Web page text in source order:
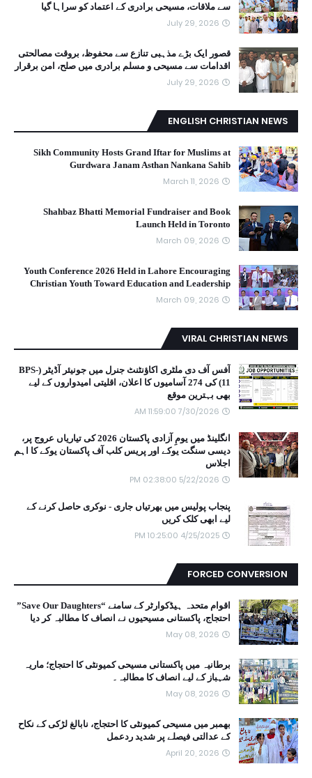
سے ملاقات، مسیحی برادری کے اعتماد کو سراہا گیا
July 29, 2026
قصور ایک بڑے مذہبی تنازع سے محفوظ، بروقت مصالحتی
اقدامات سے مسیحی و مسلم برادری میں صلح، امن برقرار
July 29, 2026
ENGLISH CHRISTIAN NEWS
Sikh Community Hosts Grand Iftar for Muslims at
Gurdwara Janam Asthan Nankana Sahib
March 11, 2026
Shahbaz Bhatti Memorial Fundraiser and Book
Launch Held in Toronto
March 09, 2026
Youth Conference 2026 Held in Lahore Encouraging
Christian Youth Toward Education and Leadership
March 09, 2026
VIRAL CHRISTIAN NEWS
آفس آف دی ملٹری اکاؤنٹنٹ جنرل میں جونیئر آڈیٹر (BPS-
11) کی 274 آسامیوں کا اعلان، اقلیتی امیدواروں کے لیے
بھی بہترین موقع
7/30/2026 11:59:00 AM
انگلینڈ میں یومِ آزادی پاکستان 2026 کی تیاریاں عروج پر،
دیسی سنگت یوکے اور پریس کلب آف پاکستان یوکے کا اہم
اجلاس
5/22/2026 02:38:00 PM
پنجاب پولیس میں بھرتیاں جاری - نوکری حاصل کرنے کے
لیے ابھی کلک کریں
4/25/2025 10:25:00 PM
FORCED CONVERSION
اقوام متحدہ ہیڈکوارٹر کے سامنے “Save Our Daughters”
احتجاج، پاکستانی مسیحیوں نے انصاف کا مطالبہ کر دیا
May 08, 2026
برطانیہ میں پاکستانی مسیحی کمیونٹی کا احتجاج؛ ماریہ
شہباز کے لیے انصاف کا مطالبہ۔
May 08, 2026
بھمبر میں مسیحی کمیونٹی کا احتجاج، نابالغ لڑکی کے نکاح
کے عدالتی فیصلے پر شدید ردعمل
April 20, 2026